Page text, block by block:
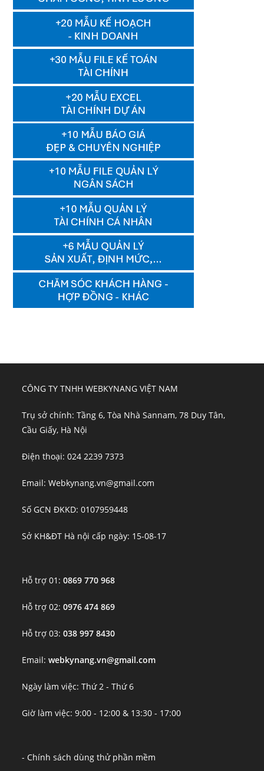
CÔNG TY TNHH WEBKYNANG VIỆT NAM
Trụ sở chính: Tầng 6, Tòa Nhà Sannam, 78 Duy Tân,
Cầu Giấy, Hà Nội
Điện thoại: 024 2239 7373
Email: Webkynang.vn@gmail.com
Số GCN ĐKKD: 0107959448
Sở KH&ĐT Hà nội cấp ngày: 15-08-17
Hỗ trợ 01:0869 770 968
Hỗ trợ 02:0976 474 869
Hỗ trợ 03:038 997 8430
Email:webkynang.vn@gmail.com
Ngày làm việc: Thứ 2 - Thứ 6
Giờ làm việc: 9:00 - 12:00 & 13:30 - 17:00
- Chính sách dùng thử phần mềm